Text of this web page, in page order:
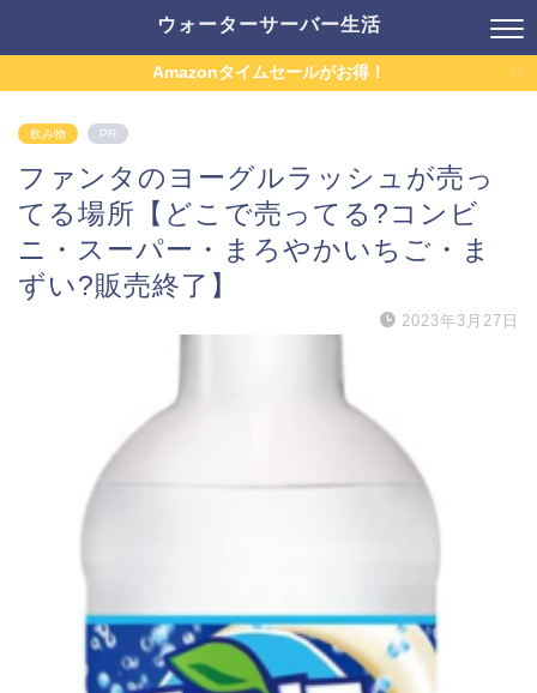
ウォーターサーバー生活
Amazonタイムセールがお得！
飲み物 PR
ファンタのヨーグルラッシュが売っ
てる場所【どこで売ってる?コンビ
ニ・スーパー・まろやかいちご・ま
ずい?販売終了】
2023年3月27日